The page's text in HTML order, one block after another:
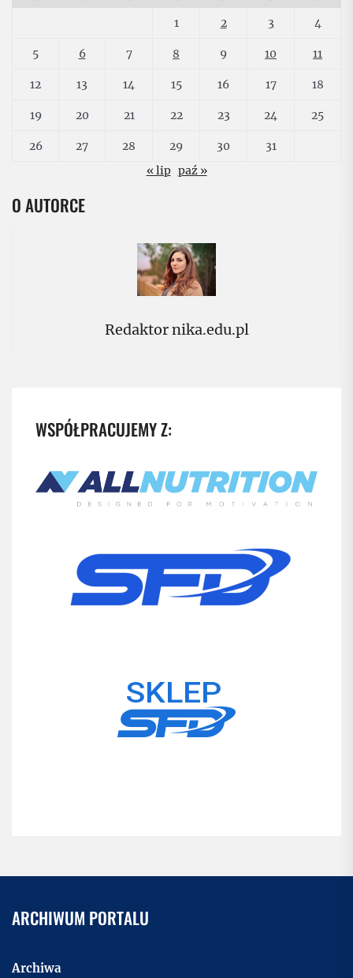
1
2 3 4
5 6 7 8 9 10 11
12 13 14 15 16 17 18
19 20 21 22 23 24 25
26 27 28 29 30
31
« lip paź »
O AUTORCE
Redaktor nika.edu.pl
WSPÓŁPRACUJEMY Z:
ARCHIWUM PORTALU
Archiwa